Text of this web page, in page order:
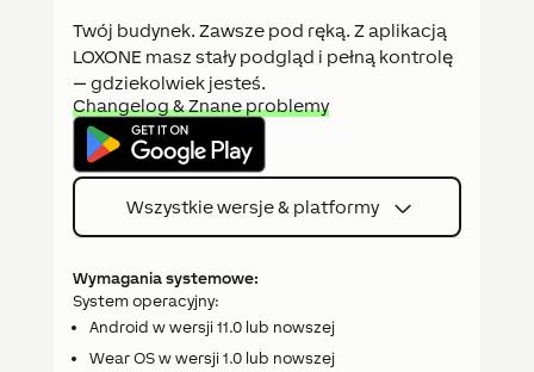
Twój budynek. Zawsze pod ręką. Z aplikacją
LOXONE masz stały podgląd i pełną kontrolę
— gdziekolwiek jesteś.
Changelog & Znane problemy
Wszystkie wersje & platformy
Wymagania systemowe:
System operacyjny:
Android w wersji 11.0 lub nowszej
Wear OS w wersji 1.0 lub nowszej